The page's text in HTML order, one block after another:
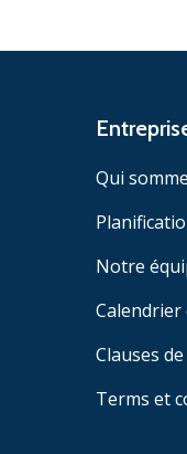
Qui
Notre
Calendrier
Clauses
Terms et